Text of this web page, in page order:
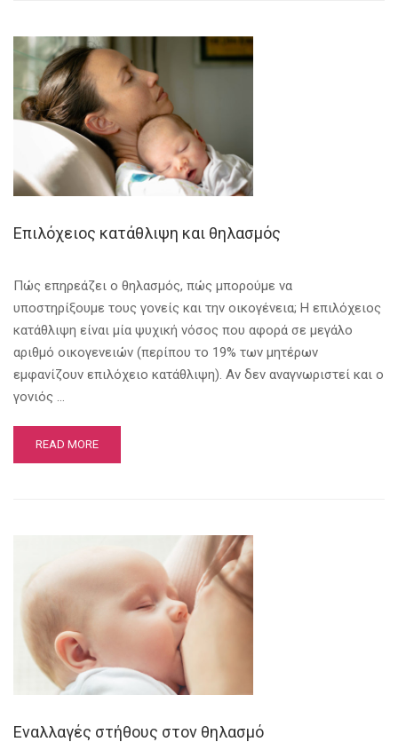
Επιλόχειος κατάθλιψη και θηλασμός
Πώς επηρεάζει ο θηλασμός, πώς μπορούμε να
υποστηρίξουμε τους γονείς και την οικογένεια; Η επιλόχειος
κατάθλιψη είναι μία ψυχική νόσος που αφορά σε μεγάλο
αριθμό οικογενειών (περίπου το 19% των μητέρων
εμφανίζουν επιλόχειο κατάθλιψη). Αν δεν αναγνωριστεί και ο
γονιός …
READ MORE
Εναλλαγές στήθους στον θηλασμό